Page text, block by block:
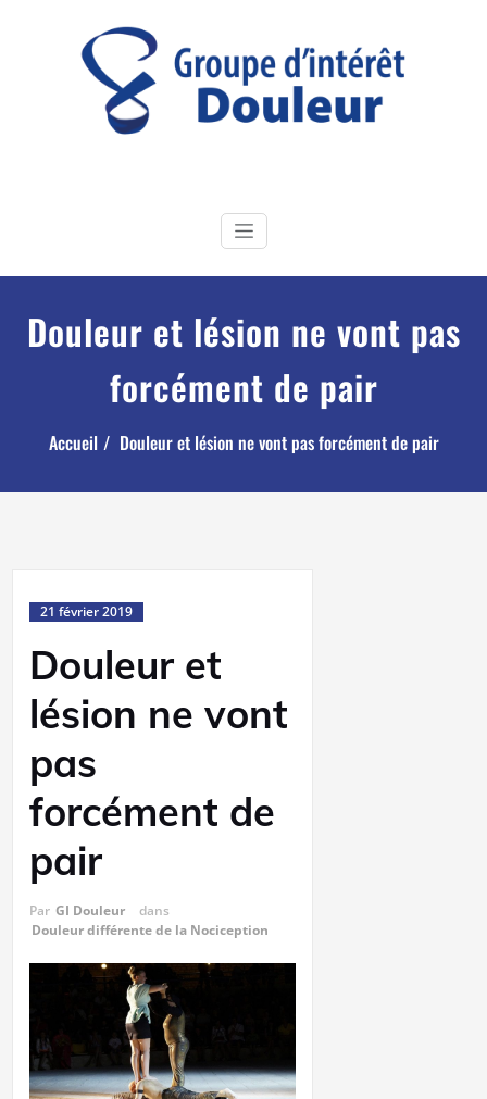
Douleur et lésion ne vont pas
forcément de pair
Accueil Douleur et lésion ne vont pas forcément de pair
21 février 2019
Douleur et
lésion ne vont
pas
forcément de
pair
Par GI Douleur
dans
Douleur différente de la Nociception